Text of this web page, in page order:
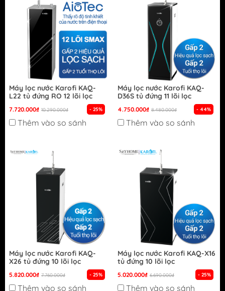
Máy lọc nước Karofi KAQ-
L22 tủ đứng RO 12 lõi lọc
7.720.000₫ 10.290.000₫ - 25%
Thêm vào so sánh
Máy lọc nước Karofi KAQ-
D36S tủ đứng 11 lõi lọc
4.750.000₫ 8.480.000₫ - 44%
Thêm vào so sánh
Máy lọc nước Karofi KAQ-
X26 tủ đứng 10 lõi lọc
5.820.000₫ 7.760.000₫ - 25%
Thêm vào so sánh
Máy lọc nước Karofi KAQ-X16
tủ đứng 10 lõi lọc
5.020.000₫ 6.690.000₫ - 25%
Thêm vào so sánh